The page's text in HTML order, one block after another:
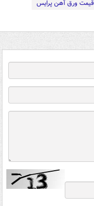
قیمت ورق آهن پرایس